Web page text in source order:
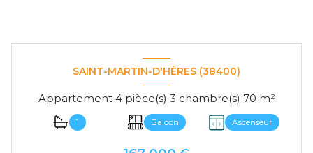
SAINT-MARTIN-D'HÈRES (38400)
Appartement 4 pièce(s) 3 chambre(s) 70 m²
1 Balcon Ascenseur